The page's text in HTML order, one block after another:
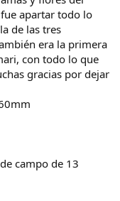
apartar todo lo
de las tres
era la primera
con todo lo que
gracias por dejar
campo de 13